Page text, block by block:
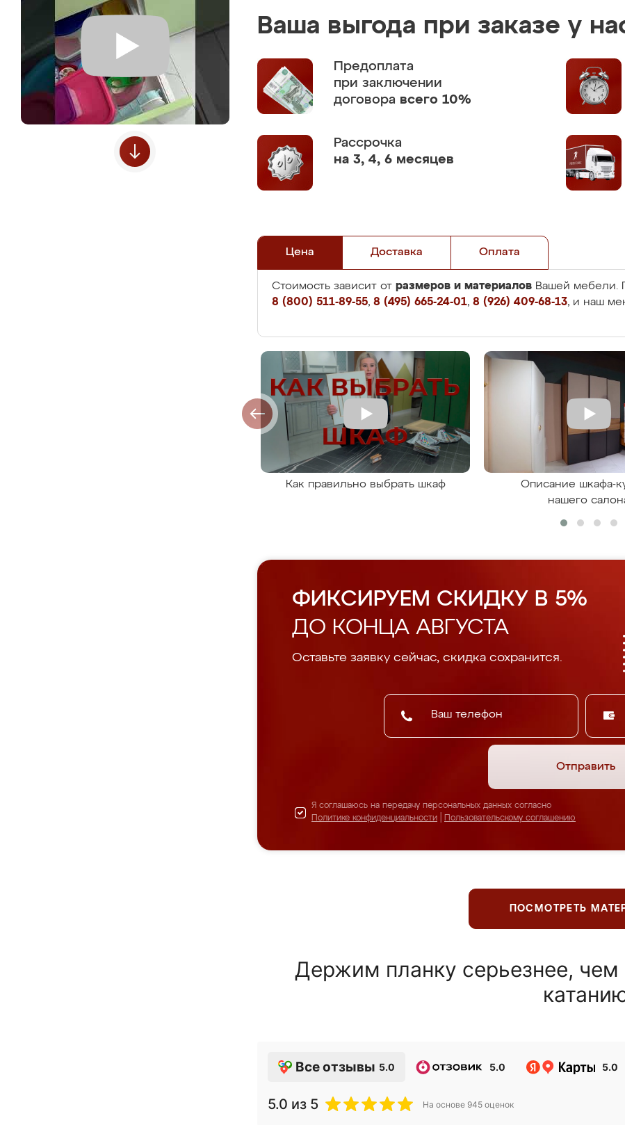
Ваша выгода при заказе у
Предоплата
при заключении
договора всего 10%
Рассрочка
на 3, 4, 6 месяцев
Цена Доставка Оплата
Стоимость зависит от размеров и материалов Вашей мебели.
8 (800) 511-89-55, 8 (495) 665-24-01, 8 (926) 409-68-13, и наш
Как правильно выбрать шкаф
Описание шкафа-
нашего
ФИКСИРУЕМ СКИДКУ В 5%
ДО КОНЦА АВГУСТА
Оставьте заявку сейчас, скидка сохранится.
Отправить
Я соглашаюсь на передачу персональных данных согласно
Политике конфиденциальности
Пользовательскому соглашению
ПОСМОТРЕТЬ
Держим планку серьезнее,
Все отзывы 5.0 5.0 5.0
5.0 из 5 На основе 945 оценок